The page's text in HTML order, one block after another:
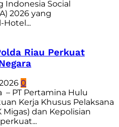
Indonesia Social
2026 yang
Hotel...
Riau Perkuat
0
– PT Pertamina Hulu
Kerja Khusus Pelaksana
Migas) dan Kepolisian